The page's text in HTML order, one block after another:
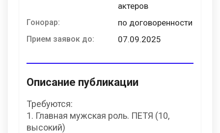
актеров
Гонорар: по договоренности
Прием заявок до: 07.09.2025
Описание публикации
Требуются:
1. Главная мужская роль. ПЕТЯ (10,
высокий)